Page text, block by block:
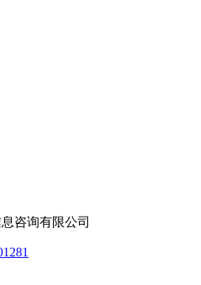
咨询有限公司